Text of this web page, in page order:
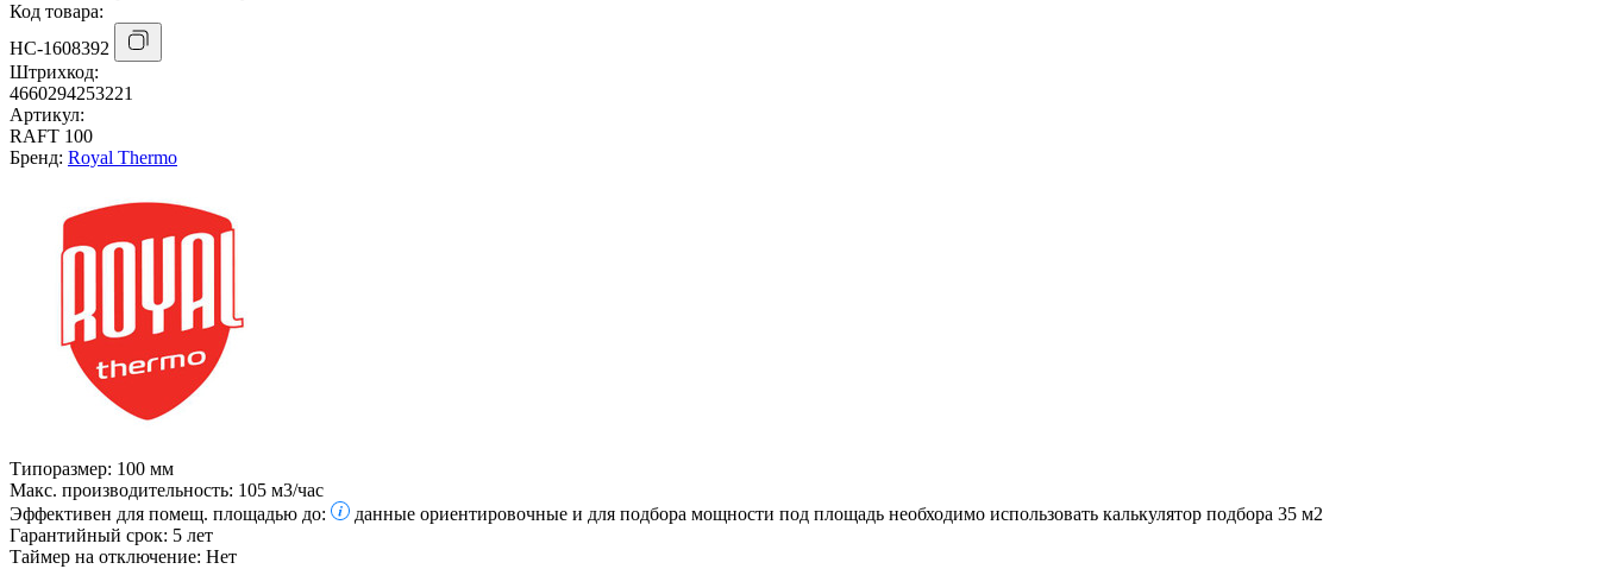
Код товара:
НС-1608392
Штрихкод:
4660294253221
Артикул:
RAFT 100
Бренд: Royal Thermo
Типоразмер: 100 мм
Макс. производительность: 105 м3/час
Эффективен для помещ. площадью до:
данные ориентировочные и для подбора мощности под площадь необходимо использовать калькулятор подбора 35 м2
Гарантийный срок: 5 лет
Таймер на отключение: Нет